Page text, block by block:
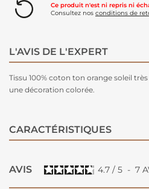
Ce produit n'est ni repris ni
Consultez nos conditions de
L'AVIS DE L'EXPERT
Tissu 100% coton ton orange soleil
une décoration colorée.
CARACTÉRISTIQUES
AVIS 4.7 / 5 - 7